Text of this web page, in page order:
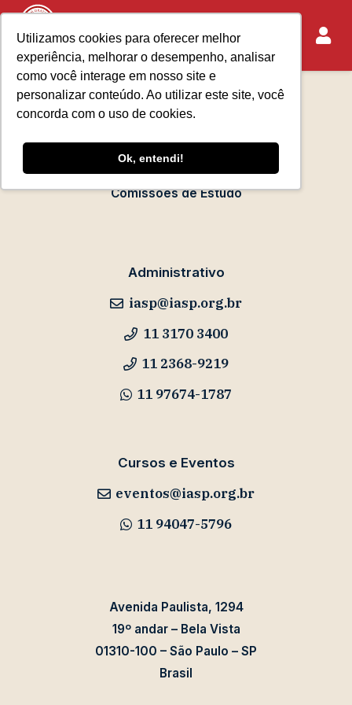
Utilizamos cookies para oferecer melhor
experiência, melhorar o desempenho, analisar
como você interage em nosso site e
personalizar conteúdo. Ao utilizar este site, você
concorda com o uso de cookies.
Ok, entendi!
Sobre o IASP
Requisitos de Associação
Escola Paulista de Advocacia
Acontece no IASP
Eventos
Comissões de Estudo
Administrativo
iasp@iasp.org.br
11 3170 3400
11 2368-9219
11 97674-1787
Cursos e Eventos
eventos@iasp.org.br
11 94047-5796
Avenida Paulista, 1294
19º andar – Bela Vista
01310-100 – São Paulo – SP
Brasil